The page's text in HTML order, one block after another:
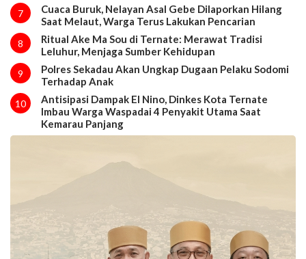
7
Cuaca Buruk, Nelayan Asal Gebe Dilaporkan Hilang
Saat Melaut, Warga Terus Lakukan Pencarian
8
Ritual Ake Ma Sou di Ternate: Merawat Tradisi
Leluhur, Menjaga Sumber Kehidupan
9
Polres Sekadau Akan Ungkap Dugaan Pelaku Sodomi
Terhadap Anak
10
Antisipasi Dampak El Nino, Dinkes Kota Ternate
Imbau Warga Waspadai 4 Penyakit Utama Saat
Kemarau Panjang